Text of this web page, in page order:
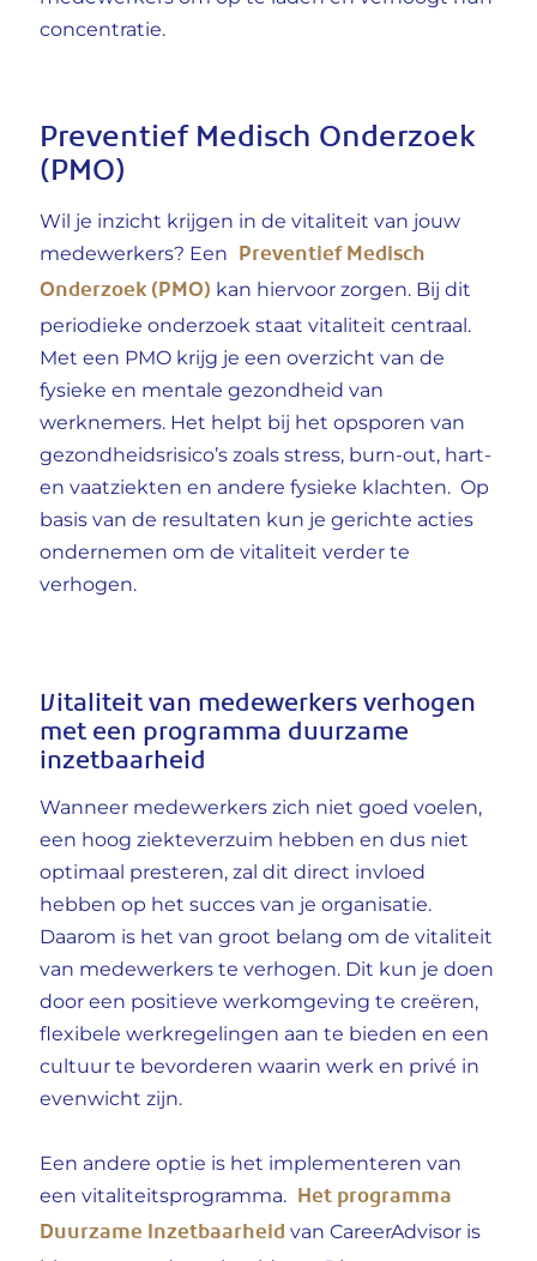
concentratie.
Preventief Medisch Onderzoek
(PMO)
Wil je inzicht krijgen in de vitaliteit van jouw
medewerkers? Een Preventief Medisch
Onderzoek (PMO) kan hiervoor zorgen. Bij dit
periodieke onderzoek staat vitaliteit centraal.
Met een PMO krijg je een overzicht van de
fysieke en mentale gezondheid van
werknemers. Het helpt bij het opsporen van
gezondheidsrisico’s zoals stress, burn-out, hart-
en vaatziekten en andere fysieke klachten. Op
basis van de resultaten kun je gerichte acties
ondernemen om de vitaliteit verder te
verhogen.
Vitaliteit van medewerkers verhogen
met een programma duurzame
inzetbaarheid
Wanneer medewerkers zich niet goed voelen,
een hoog ziekteverzuim hebben en dus niet
optimaal presteren, zal dit direct invloed
hebben op het succes van je organisatie.
Daarom is het van groot belang om de vitaliteit
van medewerkers te verhogen. Dit kun je doen
door een positieve werkomgeving te creëren,
flexibele werkregelingen aan te bieden en een
cultuur te bevorderen waarin werk en privé in
evenwicht zijn.
Een andere optie is het implementeren van
een vitaliteitsprogramma. Het programma
Duurzame Inzetbaarheid van CareerAdvisor is